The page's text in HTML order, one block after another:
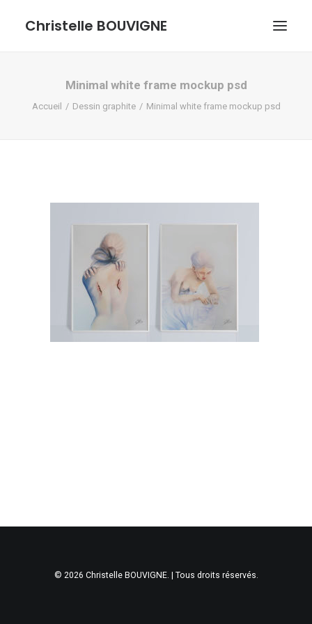
Christelle BOUVIGNE
GRAPHISME ET ILLUSTRATIONS
DESSINS ET PASTELS
Minimal white frame mockup psd
Accueil Dessin graphite Minimal white frame mockup psd
© 2026 Christelle BOUVIGNE. | Tous droits réservés.